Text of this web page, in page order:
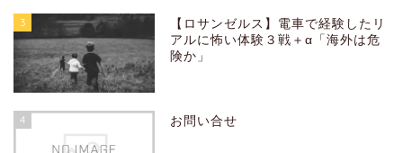
3
【ロサンゼルス】電車で経験したリ
アルに怖い体験３戦＋α「海外は危
険か」
4 お問い合せ